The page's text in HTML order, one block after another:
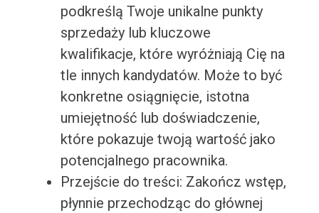
podkreślą Twoje unikalne punkty
sprzedaży lub kluczowe
kwalifikacje, które wyróżniają Cię na
tle innych kandydatów. Może to być
konkretne osiągnięcie, istotna
umiejętność lub doświadczenie,
które pokazuje twoją wartość jako
potencjalnego pracownika.
Przejście do treści: Zakończ wstęp,
płynnie przechodząc do głównej